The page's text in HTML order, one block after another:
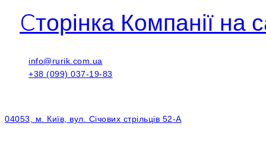
Cторінка Компанії на
info@rurik.com.ua
+38 (099) 037-19-83
04053, м. Київ, вул. Січових стрільців 52-А